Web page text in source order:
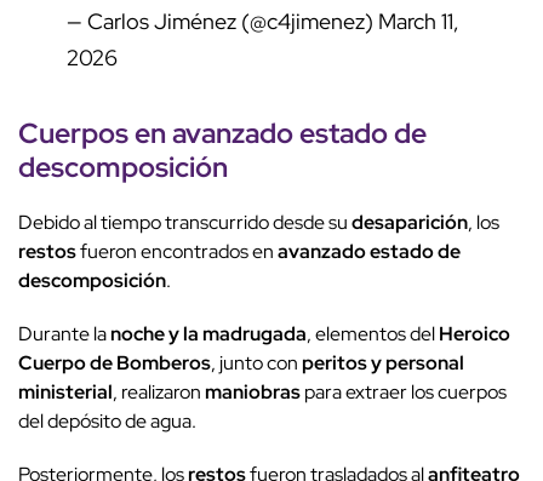
— Carlos Jiménez (@c4jimenez) March 11,
2026
Cuerpos enavanzado estadode
descomposición
Debido al tiempo transcurrido desde sudesaparición, los
restosfueron encontrados enavanzado estado de
descomposición.
Durante lanoche y la madrugada, elementos delHeroico
Cuerpo de Bomberos, junto conperitos y personal
ministerial, realizaronmaniobraspara extraer los cuerpos
del depósito de agua.
Posteriormente, losrestosfueron trasladados alanfiteatro